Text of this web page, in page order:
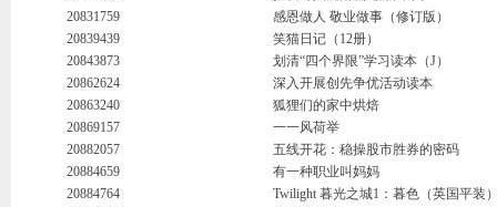
20831759
感恩做人 敬业做事（修订版）
20839439
笑猫日记（12册）
20843873
划清“四个界限”学习读本（J）
20862624
深入开展创先争优活动读本
20863240
狐狸们的家中烘焙
20869157
一一风荷举
20882057
五线开花：稳操股市胜券的密码
20884659
有一种职业叫妈妈
20884764
Twilight 暮光之城1：暮色（英国平装